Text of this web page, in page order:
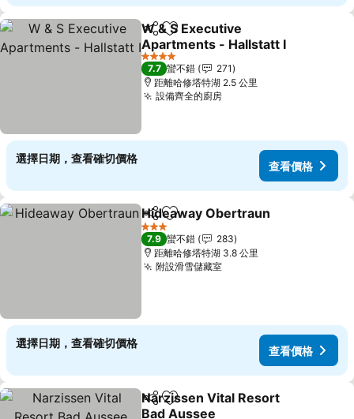
分享 加入我的最愛
W & S Executive
Apartments - Hallstatt I
4 星級
7.7 蠻不錯
271
距離哈修塔特湖 2.5 公里
設備齊全的廚房
選擇日期，查看確切價格
查看價格
分享 加入我的最愛
Hideaway Obertraun
3 星級
7.9 蠻不錯
283
距離哈修塔特湖 3.8 公里
附設滑雪儲藏室
選擇日期，查看確切價格
查看價格
分享 加入我的最愛
Narzissen Vital Resort
Bad Aussee